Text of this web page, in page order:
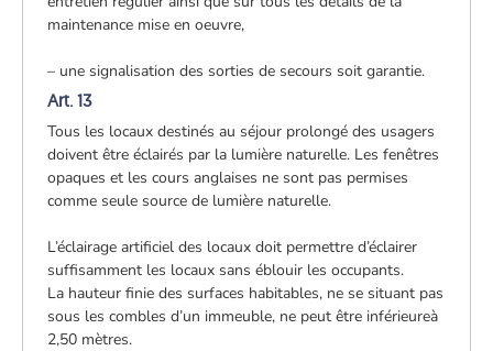
maintenance mise en oeuvre,
– une signalisation des sorties de secours soit garantie.
Art. 13
Tous les locaux destinés au séjour prolongé des usagers
doivent être éclairés par la lumière naturelle. Les fenêtres
opaques et les cours anglaises ne sont pas permises
comme seule source de lumière naturelle.
L’éclairage artificiel des locaux doit permettre d’éclairer
suffisamment les locaux sans éblouir les occupants.
La hauteur finie des surfaces habitables, ne se situant pas
sous les combles d’un immeuble, ne peut être inférieureà
2,50 mètres.